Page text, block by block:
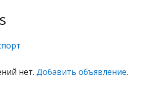
нет. Добавить объявление.